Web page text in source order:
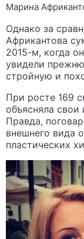
Марина
Однако за
Африкантова
2015-м, когда
увидели
стройную и
При росте 169
объясняла
Правда,
внешнего вида
пластических